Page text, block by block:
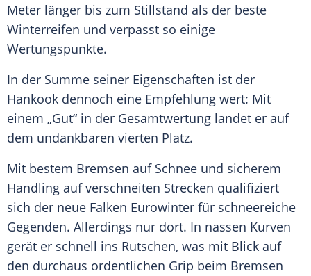
Meter länger bis zum Stillstand als der beste
Winterreifen und verpasst so einige
Wertungspunkte.
In der Summe seiner Eigenschaften ist der
Hankook dennoch eine Empfehlung wert: Mit
einem „Gut“ in der Gesamtwertung landet er auf
dem undankbaren vierten Platz.
Mit bestem Bremsen auf Schnee und sicherem
Handling auf verschneiten Strecken qualifiziert
sich der neue Falken Eurowinter für schneereiche
Gegenden. Allerdings nur dort. In nassen Kurven
gerät er schnell ins Rutschen, was mit Blick auf
den durchaus ordentlichen Grip beim Bremsen